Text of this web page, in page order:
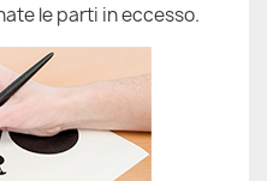
le parti in eccesso.